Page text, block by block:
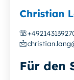
Christian
Für den